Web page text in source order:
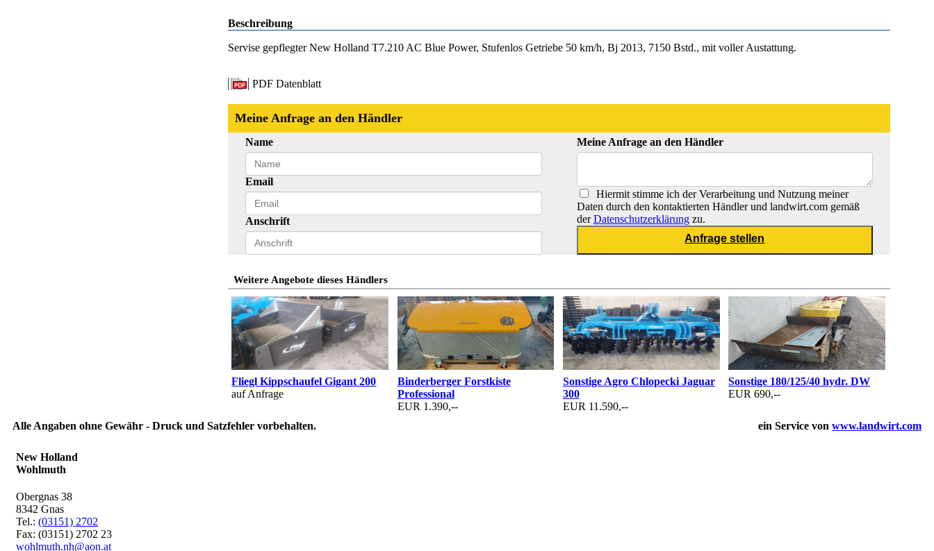
Beschreibung
Servise gepflegter New Holland T7.210 AC Blue Power, Stufenlos Getriebe 50 km/h, Bj 2013, 7150 Bstd., mit voller Austattung.
PDF Datenblatt
Meine Anfrage an den Händler
Name
Email
Anschrift
Meine Anfrage an den Händler
Hiermit stimme ich der Verarbeitung und Nutzung meiner
Daten durch den kontaktierten Händler und landwirt.com gemäß
derDatenschutzerklärungzu.
Weitere Angebote dieses Händlers
Fliegl Kippschaufel Gigant 200
auf Anfrage
Binderberger Forstkiste
Professional
EUR 1.390,--
Sonstige Agro Chlopecki Jaguar
300
EUR 11.590,--
Sonstige 180/125/40 hydr. DW
EUR 690,--
Alle Angaben ohne Gewähr - Druck und Satzfehler vorbehalten. ein Service von www.landwirt.com
New Holland
Wohlmuth
Obergnas 38
8342 Gnas
Tel.: (03151) 2702
Fax: (03151) 2702 23
wohlmuth.nh@aon.at